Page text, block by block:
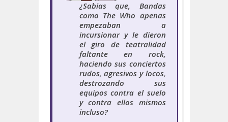
¿Sabias que, Bandas
como The Who apenas
empezaban a
incursionar y le dieron
el giro de teatralidad
faltante en rock,
haciendo sus conciertos
rudos, agresivos y locos,
destrozando sus
equipos contra el suelo
y contra ellos mismos
incluso?